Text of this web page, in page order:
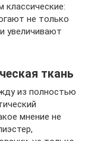
не только
увеличивают
ткань
из полностью
мнение не